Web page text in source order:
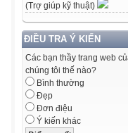
(Trợ giúp kỹ thuật)
ĐIỀU TRA Ý KIẾN
Các bạn thầy trang web
chúng tôi thế nào?
Bình thường
Đẹp
Đơn điệu
Ý kiến khác